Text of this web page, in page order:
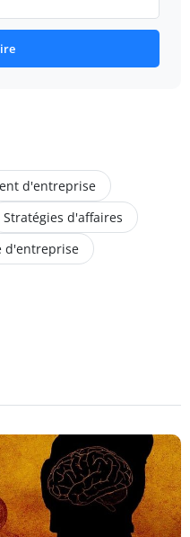
d'entreprise
Stratégies d'affaires
d'entreprise